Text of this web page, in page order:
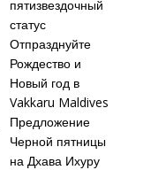
пятизвездочный
статус
Отпразднуйте
Рождество и
Новый год в
Vakkaru Maldives
Предложение
Черной пятницы
на Дхава Ихуру